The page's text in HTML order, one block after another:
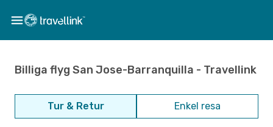
Billiga flyg San Jose-Barranquilla - Travellink
Tur & Retur Enkel resa